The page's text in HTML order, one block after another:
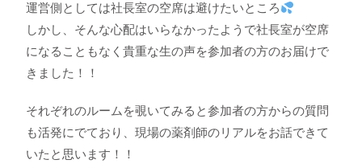
運営側としては社長室の空席は避けたいところ
しかし、そんな心配はいらなかったようで社長室が空席
になることもなく貴重な生の声を参加者の方のお届けで
きました！！
それぞれのルームを覗いてみると参加者の方からの質問
も活発にでており、現場の薬剤師のリアルをお話できて
いたと思います！！